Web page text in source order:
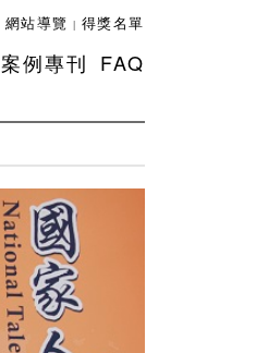
網站導覽 | 得獎名單
案例專刊 FAQ